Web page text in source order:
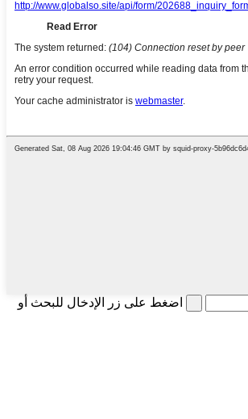
اضغط على زر الإدخال للبحث أو